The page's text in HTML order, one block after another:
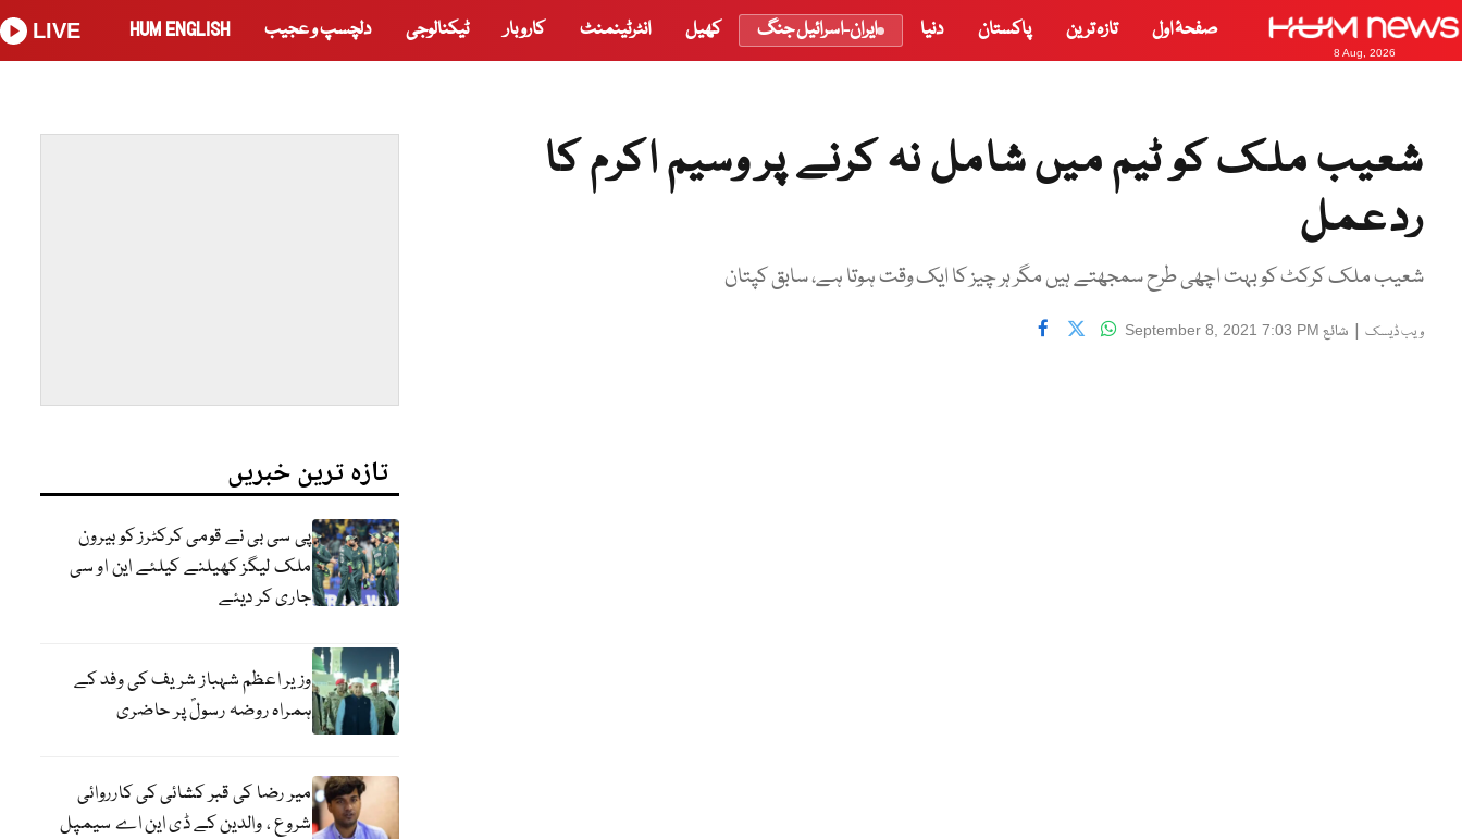
8 Aug, 2026
صفحۂ اول تازہ ترین پاکستان دنیا ایران-اسرائیل جنگ کھیل انٹرٹینمنٹ کاروبار ٹیکنالوجی دلچسپ و عجیب HUM ENGLISH
LIVE
شعیب ملک کو ٹیم میں شامل نہ کرنے پر وسیم اکرم کا
ردعمل
شعیب ملک کرکٹ کو بہت اچھی طرح سمجھتے ہیں مگر ہر چیز کا ایک وقت ہوتا ہے، سابق کپتان
ویب ڈیسک | شائع September 8, 2021 7:03 PM
تازہ ترین خبریں
پی سی بی نے قومی کرکٹرز کو بیرون
ملک لیگز کھیلنے کیلئے این او سی
جاری کر دیئے
وزیر اعظم شہباز شریف کی وفد کے
ہمراہ روضہ رسولؐ پر حاضری
میر رضا کی قبر کشائی کی کارروائی
شروع ، والدین کے ڈی این اے سیمپل